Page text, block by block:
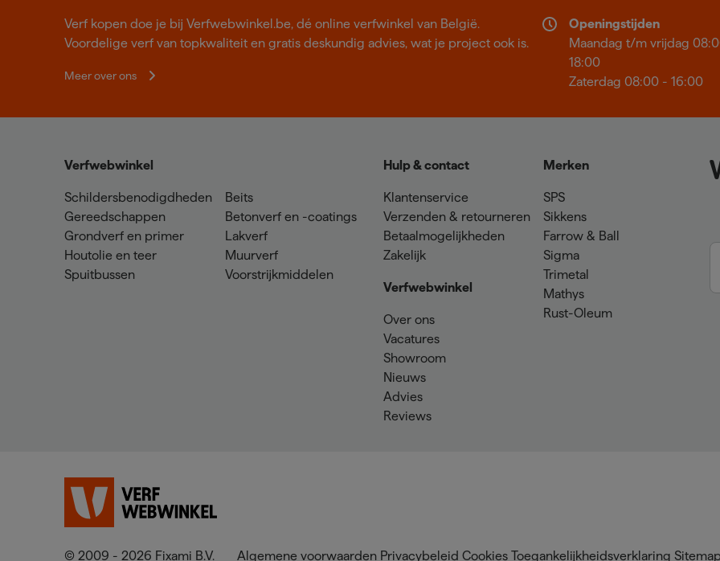
Verf kopen doe je bij Verfwebwinkel.be, dé online verfwinkel van België.
Voordelige verf van topkwaliteit en gratis deskundig advies, wat je project ook is.
Meer over ons
Openingstijden
Maandag t/m vrijdag
18:00
Zaterdag 08:00 - 16:00
Verfwebwinkel
Schildersbenodigdheden
Gereedschappen
Grondverf en primer
Houtolie en teer
Spuitbussen
Beits
Betonverf en -coatings
Lakverf
Muurverf
Voorstrijkmiddelen
Hulp & contact
Klantenservice
Verzenden & retourneren
Betaalmogelijkheden
Zakelijk
Verfwebwinkel
Over ons
Vacatures
Showroom
Nieuws
Advies
Reviews
Merken
SPS
Sikkens
Farrow & Ball
Sigma
Trimetal
Mathys
Rust-Oleum
© 2009 - 2026 Fixami B.V. Algemene voorwaarden Privacybeleid Cookies Toegankelijkheidsverklaring Sitemap